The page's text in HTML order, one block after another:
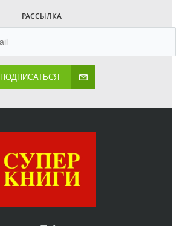
РАССЫЛКА
ПОДПИСАТЬСЯ